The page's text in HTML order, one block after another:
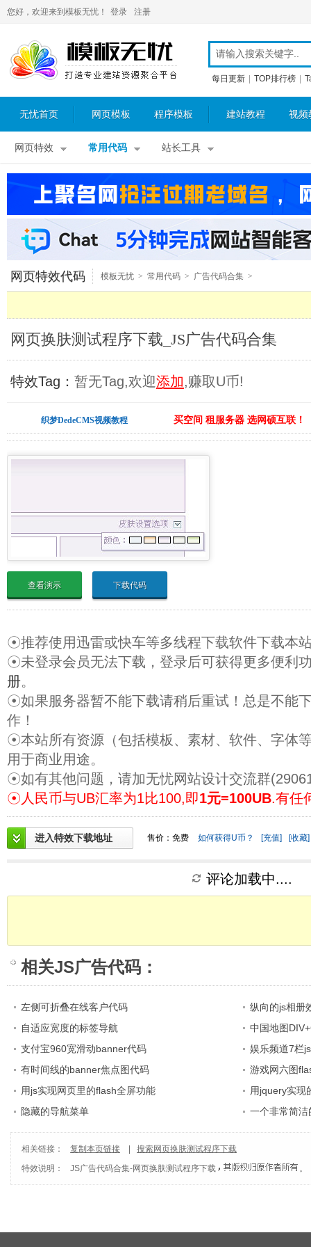
您好，欢迎来到模板无忧！ 登录 注册
每日更新 TOP排行榜
无忧首页 网页模板 程序模板 建站教程 视频
网页特效 常用代码 站长工具
网页特效代码 模板无忧 > 常用代码 > 广告代码合集 >
网页换肤测试程序下载_JS广告代码合集
特效Tag： 暂无Tag,欢迎添加,赚取U币!
织梦DedeCMS视频教程 买空间 租服务器 选网硕互联！
查看演示 下载代码
☉推荐使用迅雷或快车等多线程下载软件下载本
☉未登录会员无法下载，登录后可获得更多便利
册。
☉如果服务器暂不能下载请稍后重试！总是不能
作！
☉本站所有资源（包括模板、素材、软件、字体
用于商业用途。
☉如有其他问题，请加无忧网站设计交流群
☉人民币与UB汇率为1比100,即1元=100UB.有任
进入特效下载地址 售价：免费 如何获得U币？ [充值] [收藏]
评论加载中....
相关JS广告代码 ：
左侧可折叠在线客户代码
纵向的js相册
自适应宽度的标签导航
中国地图
支付宝960宽滑动banner代码
娱乐频道7栏
有时间线的banner焦点图代码
游戏网六图
用js实现网页里的flash全屏功能
用jquery实现
隐藏的导航菜单
一个非常简
相关链接： 复制本页链接
搜索网页换肤测试程序下载
特效说明：
JS广告代码合集-网页换肤测试程序下载 。